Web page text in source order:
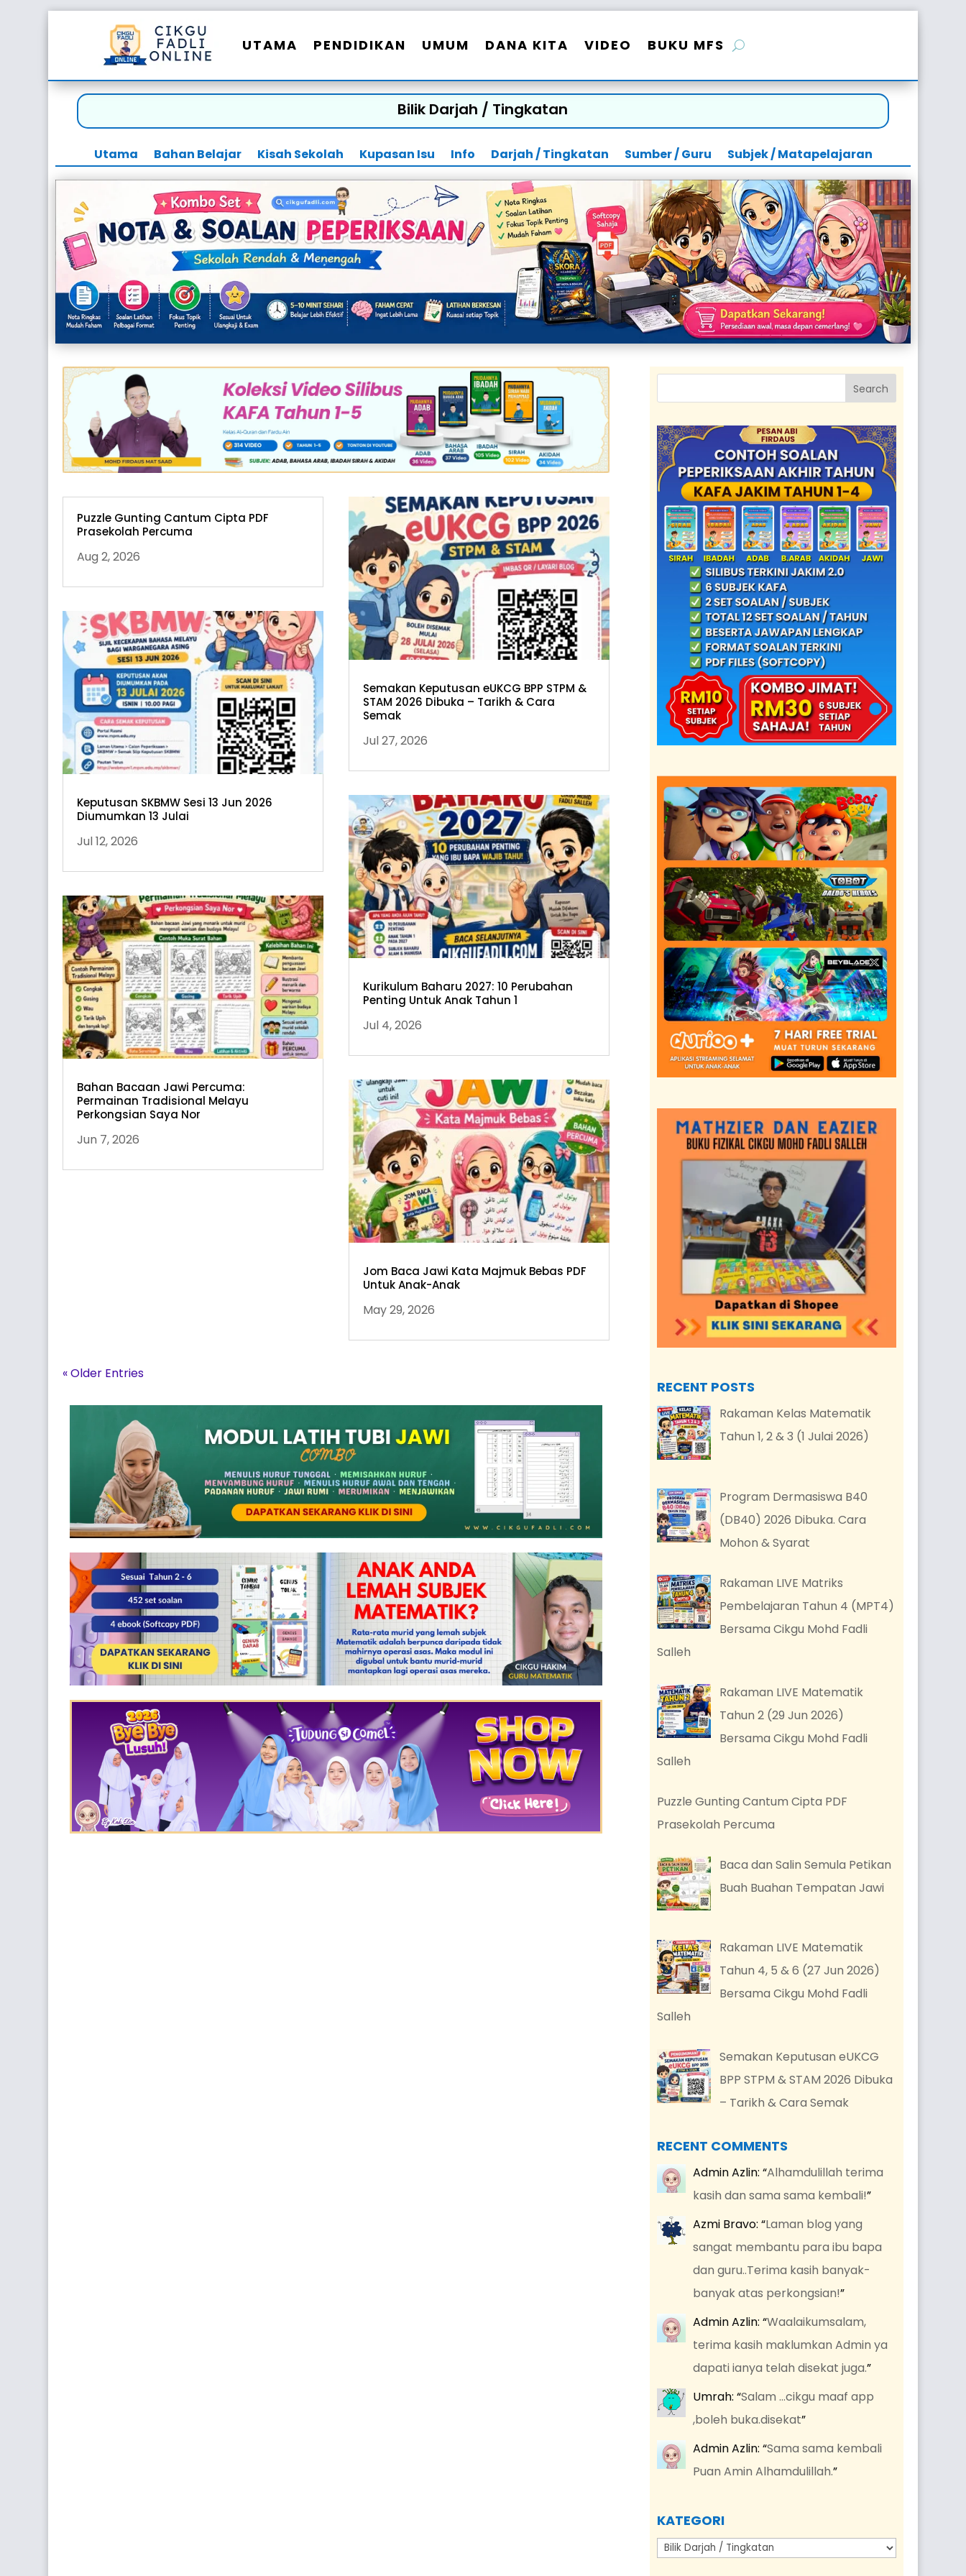
UTAMA PENDIDIKAN UMUM DANA KITA VIDEO BUKU MFS
Bilik Darjah / Tingkatan
Utama Bahan Belajar Kisah Sekolah Kupasan Isu Info Darjah / Tingkatan Sumber / Guru Subjek / Matapelajaran
Puzzle Gunting Cantum Cipta PDF
Prasekolah Percuma
Aug 2, 2026
Keputusan SKBMW Sesi 13 Jun 2026
Diumumkan 13 Julai
Jul 12, 2026
Bahan Bacaan Jawi Percuma:
Permainan Tradisional Melayu
Perkongsian Saya Nor
Jun 7, 2026
Semakan Keputusan eUKCG BPP STPM &
STAM 2026 Dibuka – Tarikh & Cara
Semak
Jul 27, 2026
Kurikulum Baharu 2027: 10 Perubahan
Penting Untuk Anak Tahun 1
Jul 4, 2026
Jom Baca Jawi Kata Majmuk Bebas PDF
Untuk Anak-Anak
May 29, 2026
« Older Entries
RECENT POSTS
Rakaman Kelas Matematik
Tahun 1, 2 & 3 (1 Julai 2026)
Program Dermasiswa B40
(DB40) 2026 Dibuka. Cara
Mohon & Syarat
Rakaman LIVE Matriks
Pembelajaran Tahun 4 (MPT4)
Bersama Cikgu Mohd Fadli
Salleh
Rakaman LIVE Matematik
Tahun 2 (29 Jun 2026)
Bersama Cikgu Mohd Fadli
Salleh
Puzzle Gunting Cantum Cipta PDF
Prasekolah Percuma
Baca dan Salin Semula Petikan
Buah Buahan Tempatan Jawi
Rakaman LIVE Matematik
Tahun 4, 5 & 6 (27 Jun 2026)
Bersama Cikgu Mohd Fadli
Salleh
Semakan Keputusan eUKCG
BPP STPM & STAM 2026 Dibuka
– Tarikh & Cara Semak
RECENT COMMENTS
Admin Azlin: “Alhamdulillah terima
kasih dan sama sama kembali!”
Azmi Bravo: “Laman blog yang
sangat membantu para ibu bapa
dan guru..Terima kasih banyak-
banyak atas perkongsian!”
Admin Azlin: “Waalaikumsalam,
terima kasih maklumkan Admin ya
dapati ianya telah disekat juga.”
Umrah: “Salam …cikgu maaf app
,boleh buka.disekat”
Admin Azlin: “Sama sama kembali
Puan Amin Alhamdulillah.”
KATEGORI
Kategori